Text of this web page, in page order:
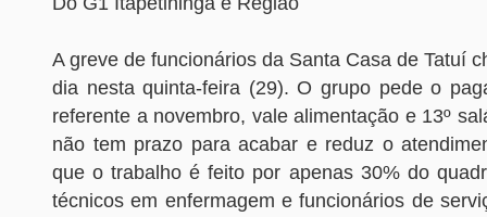
A greve de funcionários da Santa Casa de Tatuí
dia nesta quinta-feira (29). O grupo pede o
referente a novembro, vale alimentação e 13º
não tem prazo para acabar e reduz o
que o trabalho é feito por apenas 30% do
técnicos em enfermagem e funcionários de